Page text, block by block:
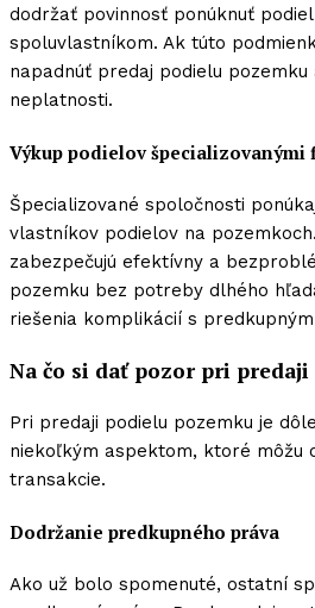
dodržať povinnosť ponúknuť
spoluvlastníkom. Ak túto
napadnúť predaj podielu pozemku
neplatnosti.
Výkup podielov špecializovanými
Špecializované spoločnosti
vlastníkov podielov na
zabezpečujú efektívny a
pozemku bez potreby dlhého
riešenia komplikácií s
Na čo si dať pozor pri
Pri predaji podielu pozemku je
niekoľkým aspektom, ktoré môžu
transakcie.
Dodržanie predkupného práva
Ako už bolo spomenuté, ostatní